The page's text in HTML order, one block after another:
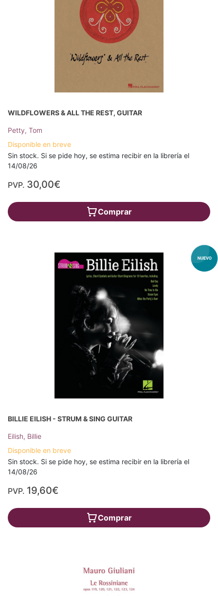
WILDFLOWERS & ALL THE REST, GUITAR
Petty, Tom
Disponible en breve
Sin stock. Si se pide hoy, se estima recibir en la librería el
14/08/26
PVP. 30,00€
Comprar
BILLIE EILISH - STRUM & SING GUITAR
Eilish, Billie
Disponible en breve
Sin stock. Si se pide hoy, se estima recibir en la librería el
14/08/26
PVP. 19,60€
Comprar